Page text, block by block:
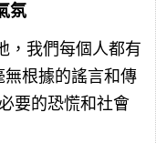
氛
，我們每個人都有
根據的謠言和傳
要的恐慌和社會